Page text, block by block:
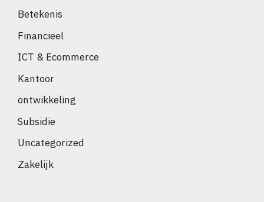
Betekenis
Financieel
ICT & Ecommerce
Kantoor
ontwikkeling
Subsidie
Uncategorized
Zakelijk